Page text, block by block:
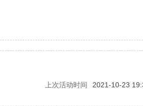
上次活动时间
2021-10-23